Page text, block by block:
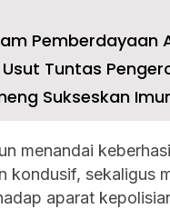
Pemberdayaan
Tuntas
Sukseskan
menandai
kondusif, sekaligus
aparat